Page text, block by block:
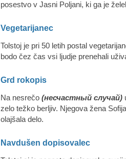
posestvo v Jasni Poljani, ki ga je
Vegetarijanec
Tolstoj je pri 50 letih postal
bodo čez čas vsi ljudje prenehali
Grd rokopis
Na nesrečo (несчастный случай)
zelo težko berljiv. Njegova žena
olajšala delo.
Navdušen dopisovalec